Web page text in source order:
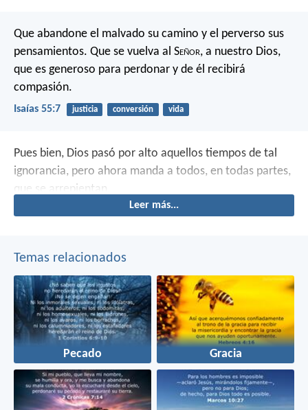
Que abandone el malvado su camino y el perverso sus
pensamientos. Que se vuelva al Señor, a nuestro Dios,
que es generoso para perdonar y de él recibirá
compasión.
Isaías 55:7 justicia conversión vida
Pues bien, Dios pasó por alto aquellos tiempos de tal
ignorancia, pero ahora manda a todos, en todas partes,
que se arrepientan.
Leer más...
Temas relacionados
Pecado Gracia